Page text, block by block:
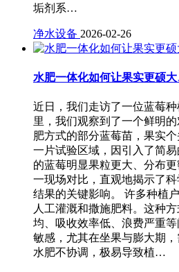
垢剂系…
净水设备 2026-02-26
水肥一体化如何让果实更硕
近日，我们走访了一位蓝莓
里，我们观察到了一个鲜明
肥方式的部分蓝莓苗，果实
一片试验区域，因引入了简
的蓝莓明显果粒更大、分布
一现场对比，直观地揭示了
结果的关键影响。 许多种植
人工灌溉和撒施肥料。这种
均、吸收效率低、浪费严重
敏感，尤其在坐果与膨大期，
水肥不协调，极易导致植…